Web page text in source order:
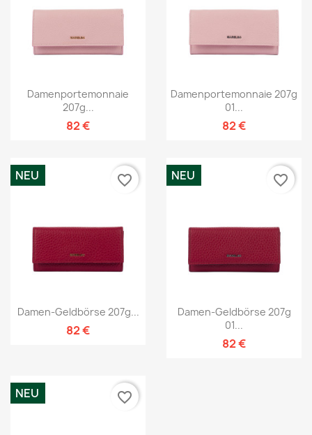
Damenportemonnaie
207g...
82 €
Damenportemonnaie 207g
01...
82 €
Damen-Geldbörse 207g...
82 €
NEU favorite_border
Damen-Geldbörse 207g
01...
82 €
NEU favorite_border
NEU favorite_border